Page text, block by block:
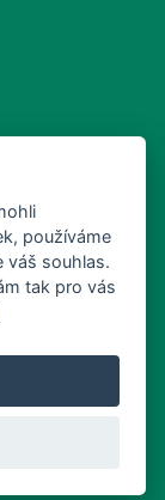
používáme
váš souhlas.
tak pro vás